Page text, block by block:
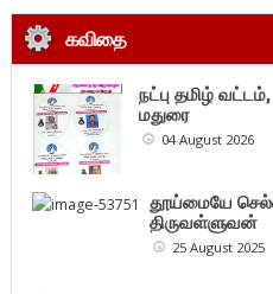
கவிதை
நட்பு தமிழ்
மதுரை
04 August 2026
தூய்மையே
திருவள்ளுவன்
25 August 2025